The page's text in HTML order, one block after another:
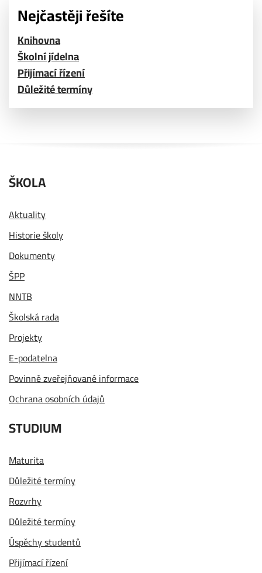
Nejčastěji řešíte
Knihovna
Školní jídelna
Přijímací řízení
Důležité termíny
ŠKOLA
Aktuality
Historie školy
Dokumenty
ŠPP
NNTB
Školská rada
Projekty
E-podatelna
Povinně zveřejňované informace
Ochrana osobních údajů
STUDIUM
Maturita
Důležité termíny
Rozvrhy
Důležité termíny
Úspěchy studentů
Přijímací řízení